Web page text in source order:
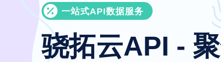
一站式API数据服务
骁拓云API -